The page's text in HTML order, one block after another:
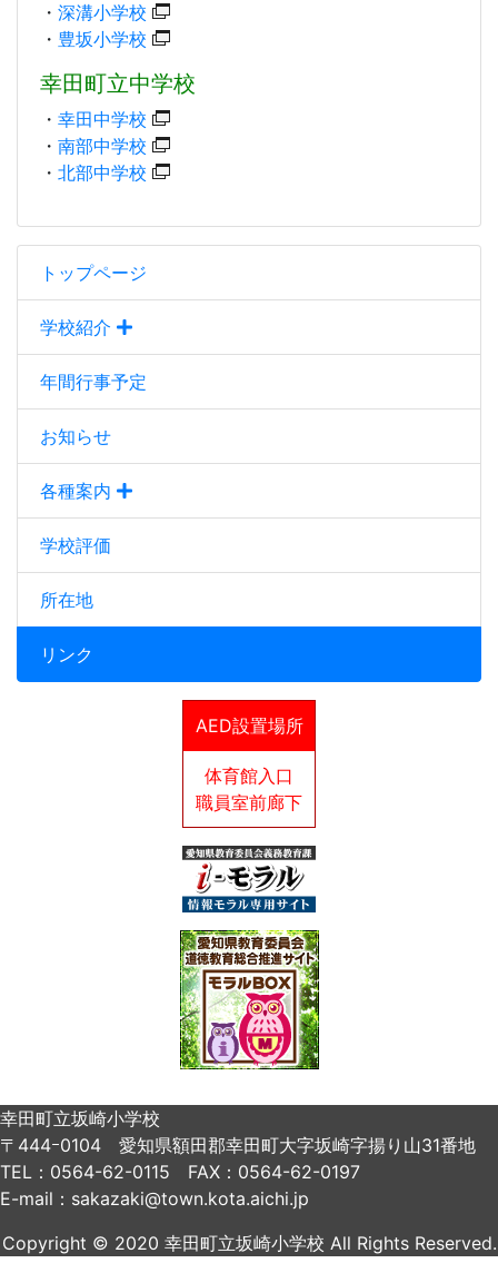
トップページ
学校紹介
年間行事予定
お知らせ
各種案内
学校評価
所在地
リンク
AED設置場所
体育館入口
職員室前廊下
・ 深溝小学校
・ 豊坂小学校
幸田町立中学校
・ 幸田中学校
・ 南部中学校
・ 北部中学校
幸田町立坂崎小学校
〒444ｰ0104 愛知県額田郡幸田町大字坂崎字揚り山31番地
TEL：0564-62-0115 FAX：0564-62-0197
E-mail：sakazaki@town.kota.aichi.jp
Copyright © 2020 幸田町立坂崎小学校 All Rights Reserved.